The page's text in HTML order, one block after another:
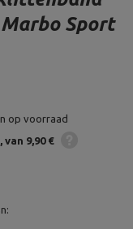
Sport
op voorraad
van 9,90 €